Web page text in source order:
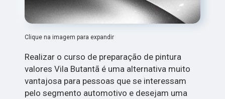
Clique na imagem para expandir
Realizar o curso de preparação de pintura
valores Vila Butantã é uma alternativa muito
vantajosa para pessoas que se interessam
pelo segmento automotivo e desejam uma